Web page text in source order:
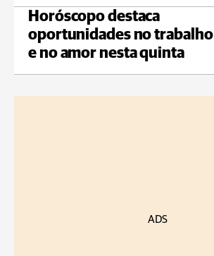
Horóscopo destaca
oportunidades no trabalho
e no amor nesta quinta
ADS